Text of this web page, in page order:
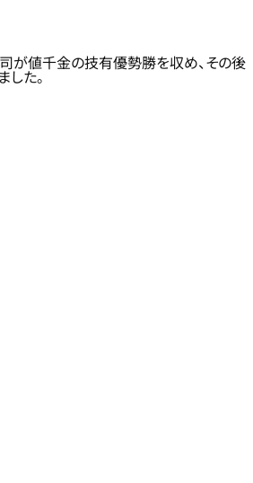
が値千金の技有優勢勝を収め、その後
た。